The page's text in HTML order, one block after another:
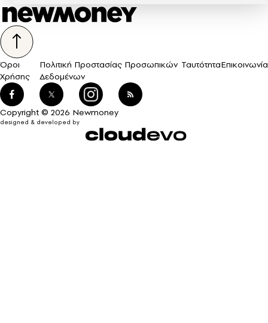
Όροι
Χρήσης
Πολιτική Προστασίας Προσωπικών
Δεδομένων
ΤαυτότηταΕπικοινωνία
Copyright © 2026 Newmoney
designed & developed by